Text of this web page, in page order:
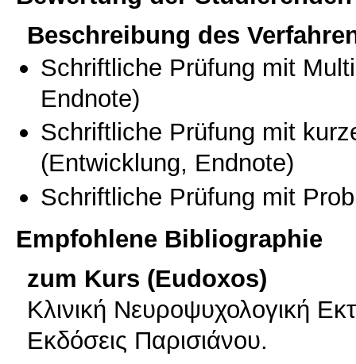
Beschreibung des
Schriftliche Prüfung mit
Endnote)
Schriftliche Prüfung mit
(Entwicklung, Endnote)
Schriftliche Prüfung mit
Empfohlene Bibliographie
zum Kurs (Eudoxos)
Κλινική Νευροψυχολογική
Εκδόσεις Παρισιάνου.